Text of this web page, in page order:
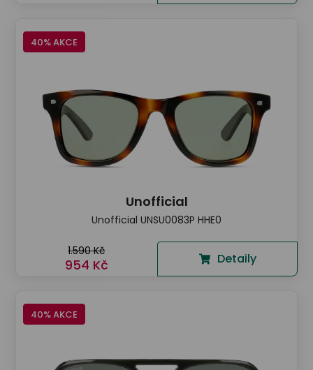
40% AKCE
Unofficial
Unofficial UNSU0083P HHE0
1.590 Kč
954 Kč Detaily
40% AKCE